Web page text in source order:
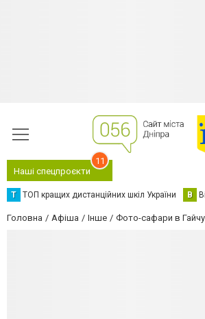
Наші спецпроєкти
11
Т ТОП кращих дистанційних шкіл України В
Головна Афіша Інше Фото-сафари в